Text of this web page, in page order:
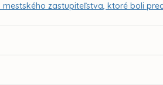
zastupiteľstva, ktoré boli